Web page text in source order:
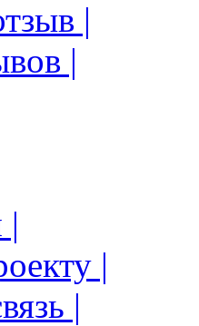
|
|
|
|
|